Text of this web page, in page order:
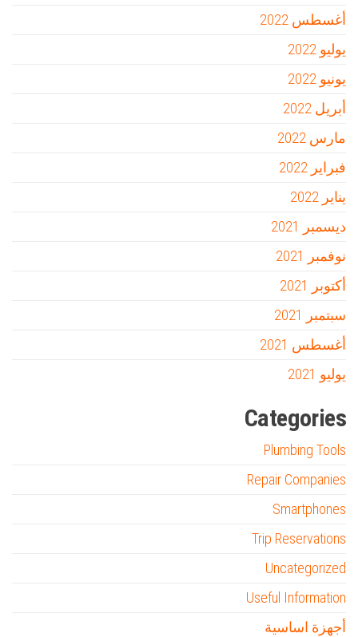
أغسطس 2022
يوليو 2022
يونيو 2022
أبريل 2022
مارس 2022
فبراير 2022
يناير 2022
ديسمبر 2021
نوفمبر 2021
أكتوبر 2021
سبتمبر 2021
أغسطس 2021
يوليو 2021
Categories
Plumbing Tools
Repair Companies
Smartphones
Trip Reservations
Uncategorized
Useful Information
أجهزة اساسية